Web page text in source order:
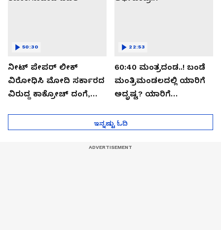
ನೀಟ್ ಪೇಪರ್ ಲೀಕ್
ವಿರೋಧಿಸಿ ಮೋದಿ ಸರ್ಕಾರದ
ವಿರುದ್ದ ಕಾಕ್ರೋಚ್ ದಂಗೆ,
50:30
60:40 ಮಂತ್ರದಂಡ..! ಬಂಡೆ
ಮಂತ್ರಿಮಂಡಲದಲ್ಲಿ ಯಾರಿಗೆ
ಅದೃಷ್ಟ? ಯಾರಿಗೆ
22:53
ಇನ್ನಷ್ಟು ಓದಿ